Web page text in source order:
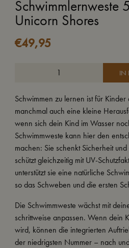
Schwimmlernweste
Unicorn Shores
€49,95
IN
Schwimmen zu lernen ist für
manchmal auch eine kleine
wenn sich dein Kind im Wasser
Schwimmweste kann hier den
machen: Sie schenkt Sicherheit
schützt gleichzeitig mit UV-
unterstützt sie eine natürliche
so das Schweben und die ersten
Die Schwimmweste wächst mit
schrittweise anpassen. Wenn dein
wird, können die integrierten
der niedrigsten Nummer – nach